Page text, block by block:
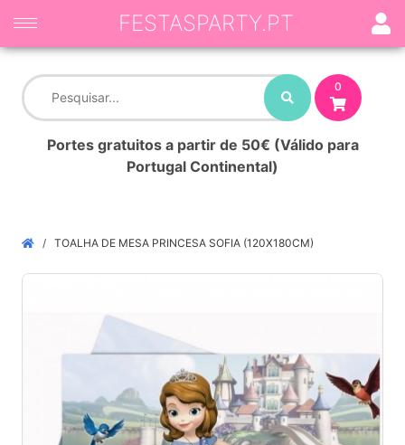
0
Portes gratuitos a partir de 50€ (Válido para
Portugal Continental)
FESTASPARTY.PT
TOALHA DE MESA PRINCESA SOFIA (120X180CM)